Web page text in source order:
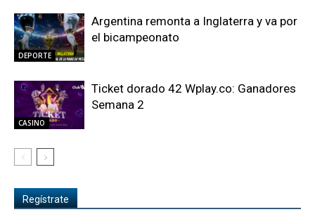
DEPORTE
Argentina remonta a Inglaterra y va por
el bicampeonato
CASINO
Ticket dorado 42 Wplay.co: Ganadores
Semana 2
Regístrate